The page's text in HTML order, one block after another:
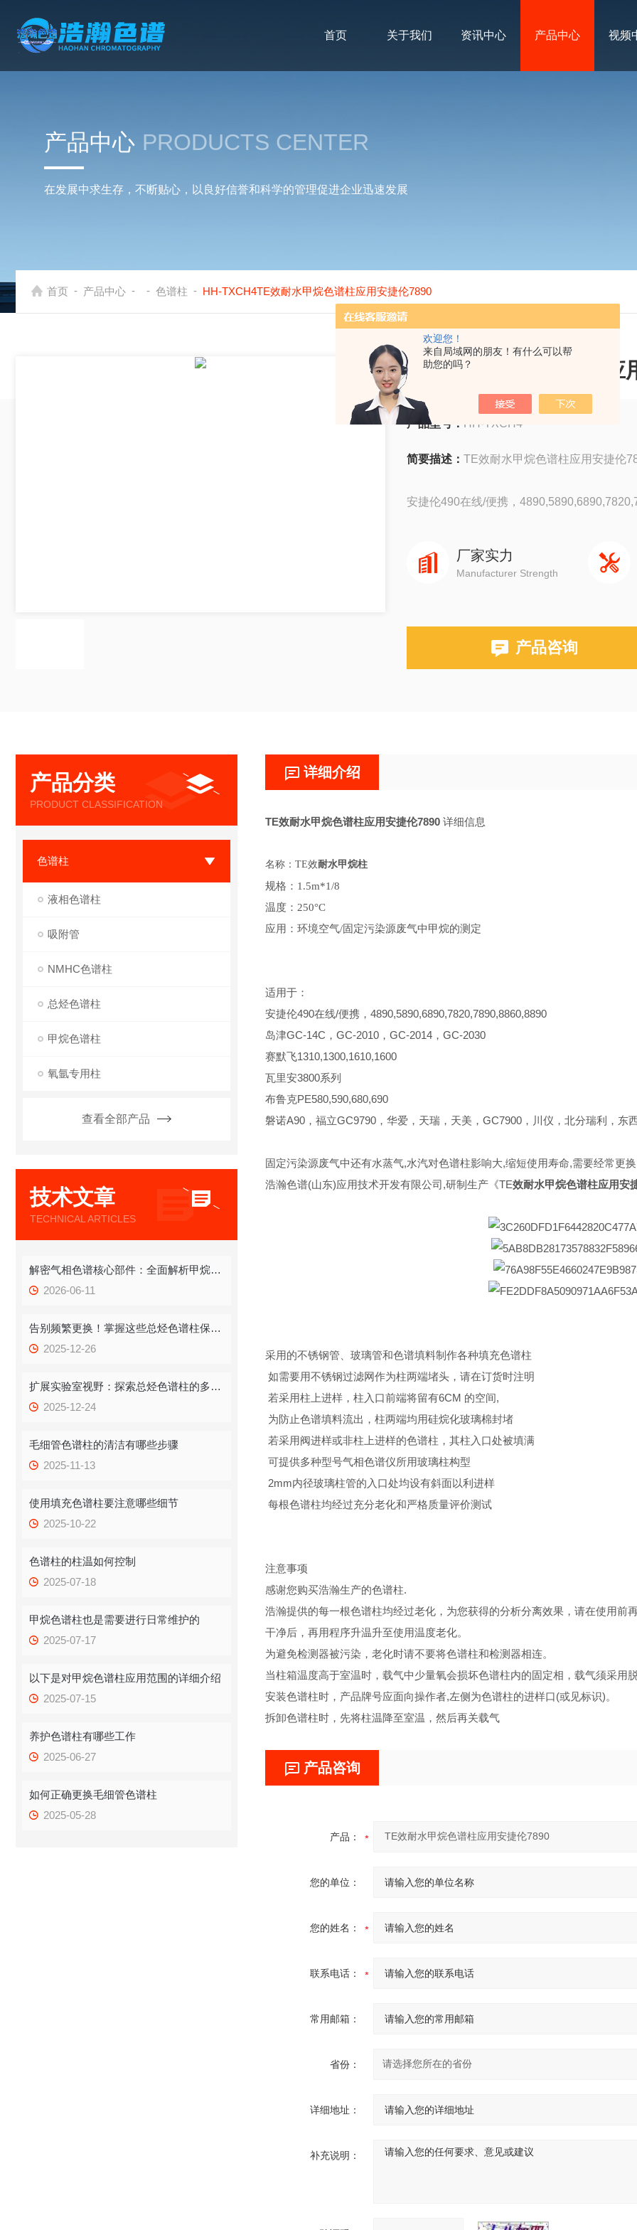
欢迎您！
来自局域网的朋友！有什么可以帮
助您的吗？
首页 关于我们 资讯中心 产品中心 视频
产品中心 PRODUCTS CENTER
在发展中求生存，不断贴心，以良好信誉和科学的管理促进企业迅速发展
首页 - 产品中心 - - 色谱柱 - HH-TXCH4TE效耐水甲烷色谱柱应用安捷伦7890
TE效耐水甲烷色谱柱应
产品型号： HH-TXCH4
简要描述： TE效耐水甲烷色谱柱应用安捷伦
安捷伦490在线/便携，
瓦里安3800系列
布鲁克PE580,590,680,690
厂家实力
Manufacturer Strength
产品咨询
产品分类
PRODUCT CLASSIFICATION
色谱柱
液相色谱柱
吸附管
NMHC色谱柱
总烃色谱柱
甲烷色谱柱
氧氩专用柱
查看全部产品
技术文章
TECHNICAL ARTICLES
解密气相色谱核心部件：全面解析甲烷色谱柱
2026-06-11
告别频繁更换！掌握这些总烃色谱柱保存技巧，提升效率！
2025-12-26
扩展实验室视野：探索总烃色谱柱的多重应用
2025-12-24
毛细管色谱柱的清洁有哪些步骤
2025-11-13
使用填充色谱柱要注意哪些细节
2025-10-22
色谱柱的柱温如何控制
2025-07-18
甲烷色谱柱也是需要进行日常维护的
2025-07-17
以下是对甲烷色谱柱应用范围的详细介绍
2025-07-15
养护色谱柱有哪些工作
2025-06-27
如何正确更换毛细管色谱柱
2025-05-28
详细介绍
TE效耐水甲烷色谱柱应用安捷伦7890 详细信息
名称：TE效耐水甲烷柱
规格： 1.5m*1/8
温度： 250°C
应用：环境空气/固定污染源废气中甲烷的测定
适用于：
安捷伦490在线/便携，4890,5890,6890,7820,7890,8860,8890
岛津GC-14C，GC-2010，GC-2014，GC-2030
赛默飞1310,1300,1610,1600
瓦里安3800系列
布鲁克PE580,590,680,690
磐诺A90，福立GC9790，华爱，天瑞，天美，GC7900，川仪，北分瑞利，东
固定污染源废气中还有水蒸气,水汽对色谱柱影响大,缩短使用寿命,需要经常更
浩瀚色谱(山东)应用技术开发有限公司,研制生产《TE效耐水甲烷色谱柱应用安
采用的不锈钢管、玻璃管和色谱填料制作各种填充色谱柱
如需要用不锈钢过滤网作为柱两端堵头，请在订货时注明
若采用柱上进样，柱入口前端将留有6CM 的空间,
为防止色谱填料流出，柱两端均用硅烷化玻璃棉封堵
若采用阀进样或非柱上进样的色谱柱，其柱入口处被填满
可提供多种型号气相色谱仪所用玻璃柱构型
2mm内径玻璃柱管的入口处均设有斜面以利进样
每根色谱柱均经过充分老化和严格质量评价测试
注意事项
感谢您购买浩瀚生产的色谱柱.
浩瀚提供的每一根色谱柱均经过老化，为您获得的分析分离效果，请在使用前
干净后，再用程序升温升至使用温度老化。
为避免检测器被污染，老化时请不要将色谱柱和检测器相连。
当柱箱温度高于室温时，载气中少量氧会损坏色谱柱内的固定相，载气须采
安装色谱柱时，产品牌号应面向操作者,左侧为色谱柱的进样口(或见标识)。
拆卸色谱柱时，先将柱温降至室温，然后再关载气
产品咨询
产品：
您的单位：
您的姓名：
联系电话：
常用邮箱：
省份：
详细地址：
补充说明：